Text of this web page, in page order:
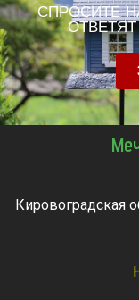
СПРОСИТЕ
Кировоградская
Знаменка,
Звенигородка,